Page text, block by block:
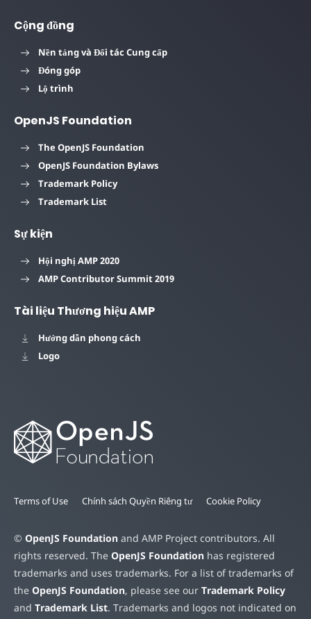
Cộng đồng
Nền tảng và Đối tác Cung cấp
Đóng góp
Lộ trình
OpenJS Foundation
The OpenJS Foundation
OpenJS Foundation Bylaws
Trademark Policy
Trademark List
Sự kiện
Hội nghị AMP 2020
AMP Contributor Summit 2019
Tài liệu Thương hiệu AMP
Hướng dẫn phong cách
Logo
Terms of Use Chính sách Quyền Riêng tư Cookie Policy
© OpenJS Foundation and AMP Project contributors. All
rights reserved. The OpenJS Foundation has registered
trademarks and uses trademarks. For a list of trademarks of
the OpenJS Foundation, please see our Trademark Policy
and Trademark List. Trademarks and logos not indicated on